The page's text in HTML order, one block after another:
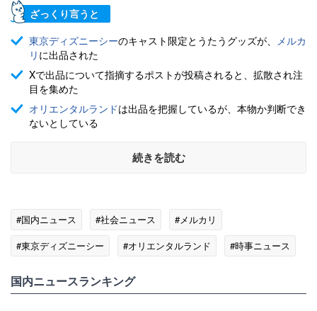
ざっくり言うと
東京ディズニーシーのキャスト限定とうたうグッズが、
メルカ
リ に出品された
Xで出品について指摘するポストが投稿されると、拡散され注
目を集めた
オリエンタルランドは出品を把握しているが、本物か判断でき
ないとしている
続きを読む
#国内ニュース #社会ニュース
#メルカリ
#東京ディズニーシー
#オリエンタルランド #時事ニュース
国内ニュースランキング